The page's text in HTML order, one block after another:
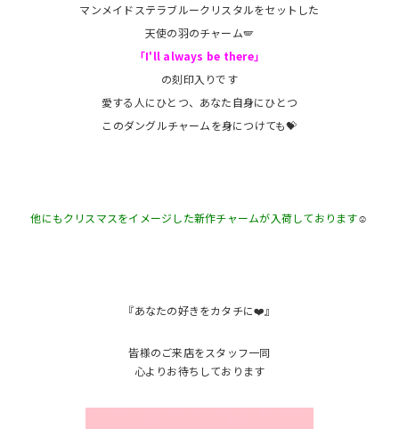
マンメイドステラブルークリスタルをセットした
天使の羽のチャーム🪽
「I'll always be there」
の刻印入りです
愛する人にひとつ、あなた自身にひとつ
このダングルチャームを身につけても💝
他にもクリスマスをイメージした新作チャームが入荷しております☺️
『あなたの好きをカタチに❤️』
皆様のご来店をスタッフ一同
心よりお待ちしております